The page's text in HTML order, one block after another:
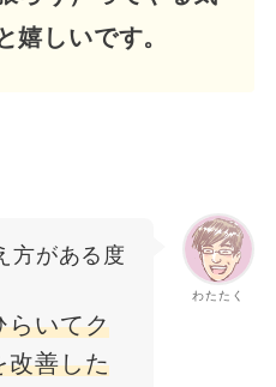
嬉しいです。
わたたく
方がある度
らいてク
改善した